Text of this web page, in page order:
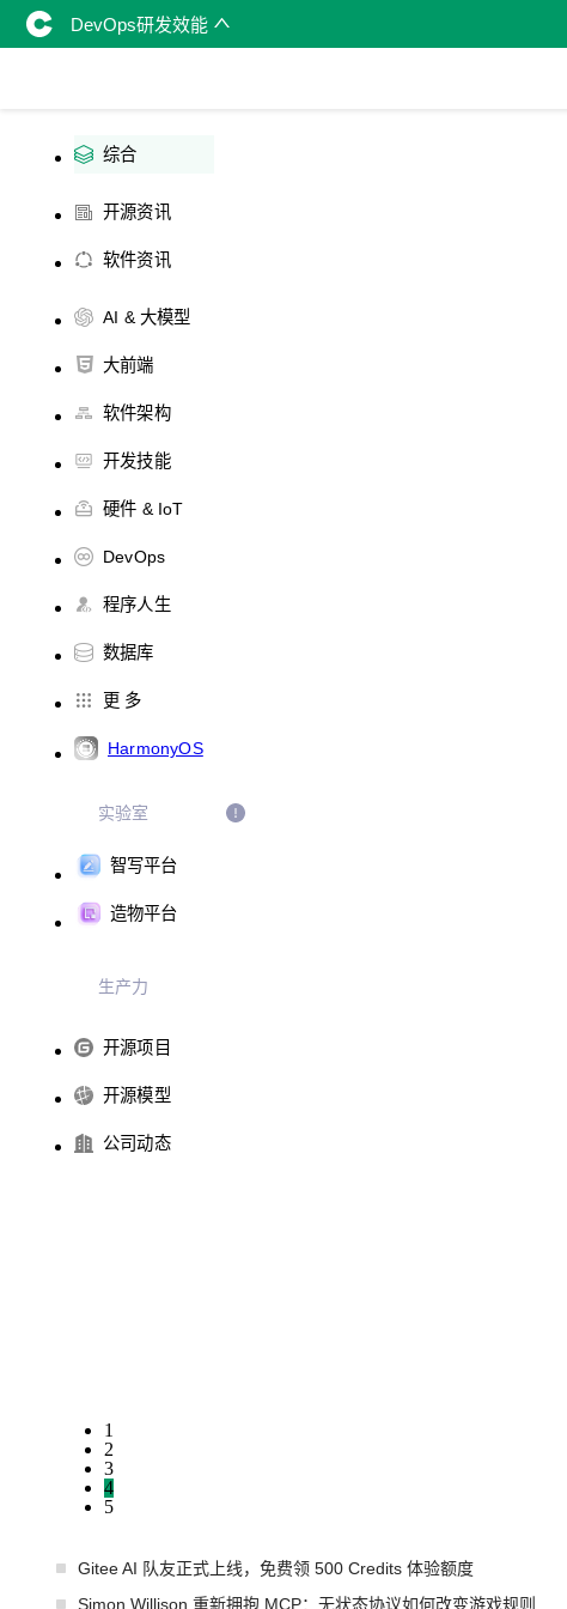
DevOps研发效能
综合
开源资讯
软件资讯
AI & 大模型
大前端
软件架构
开发技能
硬件 & IoT
DevOps
程序人生
数据库
更 多
HarmonyOS
实验室
智写平台
造物平台
生产力
开源项目
开源模型
公司动态
1
2
3
4
5
Gitee AI 队友正式上线，免费领 500 Credits 体验额度
Simon Willison 重新拥抱 MCP：无状态协议如何改变游戏规则